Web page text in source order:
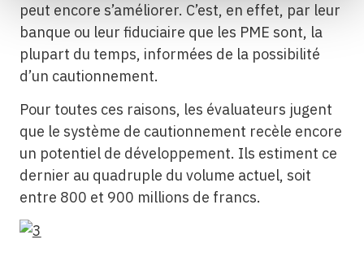
peut encore s’améliorer. C’est, en effet, par leur
banque ou leur fiduciaire que les PME sont, la
plupart du temps, informées de la possibilité
d’un cautionnement.
Pour toutes ces raisons, les évaluateurs jugent
que le système de cautionnement recèle encore
un potentiel de développement. Ils estiment ce
dernier au quadruple du volume actuel, soit
entre 800 et 900 millions de francs.